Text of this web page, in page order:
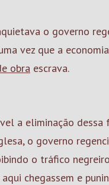
o governo
vez que a
obra escrava.
a eliminação dessa
o governo
o tráfico
chegassem e